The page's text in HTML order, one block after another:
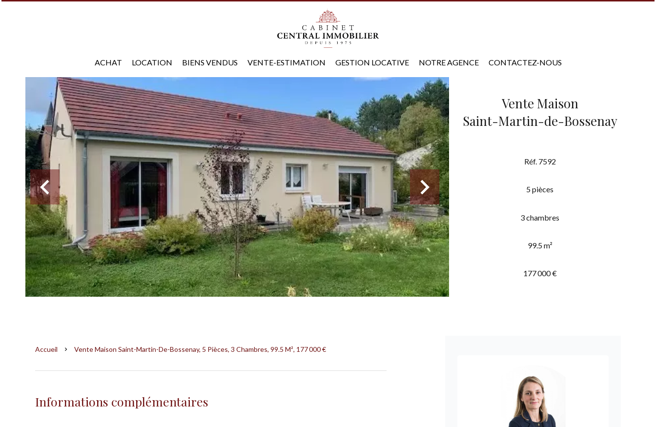
ACHAT LOCATION BIENS VENDUS VENTE-ESTIMATION GESTION LOCATIVE NOTRE AGENCE CONTACTEZ-NOUS
Vente Maison
Saint-Martin-de-Bossenay
Réf. 7592
5 pièces
3 chambres
99.5 m²
177 000 €
Accueil Vente Maison Saint-Martin-De-Bossenay, 5 Pièces, 3 Chambres, 99.5 M², 177 000 €
Informations complémentaires